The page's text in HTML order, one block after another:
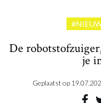
De
je
Geplaatst op